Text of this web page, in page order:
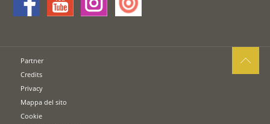
Partner
Credits
Privacy
Mappa del sito
Cookie